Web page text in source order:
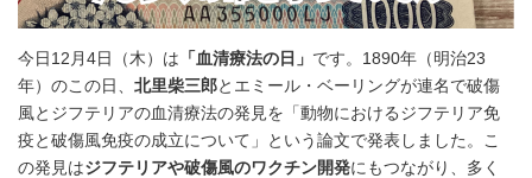
今日12月4日（木）は 「血清療法の日」 です。1890年（明治23
年）のこの日、 北里柴三郎とエミール・ベーリングが連名で破傷
風とジフテリアの血清療法の発見を「動物におけるジフテリア免
疫と破傷風免疫の成立について」という論文で発表しました。こ
の発見はジフテリアや破傷風のワクチン開発にもつながり、多く